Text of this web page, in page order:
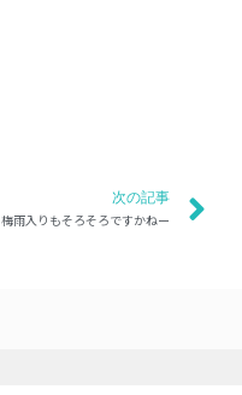
次の記事
梅雨入りもそろそろですかねー